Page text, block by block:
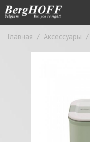
Главная / Аксессуары /